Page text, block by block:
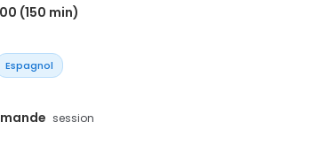
(150 min)
Espagnol
session